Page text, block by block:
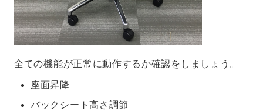
全ての機能が正常に動作するか確認をしましょう。
座面昇降
バックシート高さ調節